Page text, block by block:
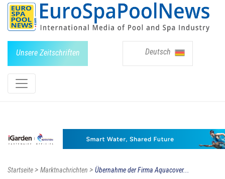
Unsere Zeitschriften Deutsch
Startseite> Marktnachrichten > Übernahme der Firma Aquacover...